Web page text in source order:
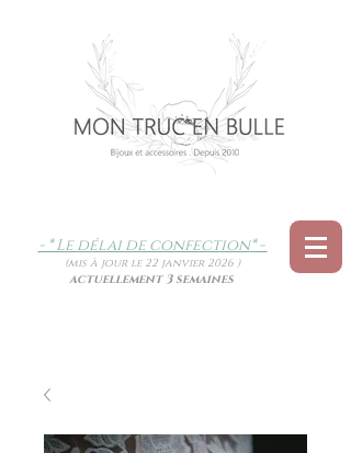
- * Le délai de confection* -
(mis à jour le 22 janvier 2026 )
actuellement 3 semaines